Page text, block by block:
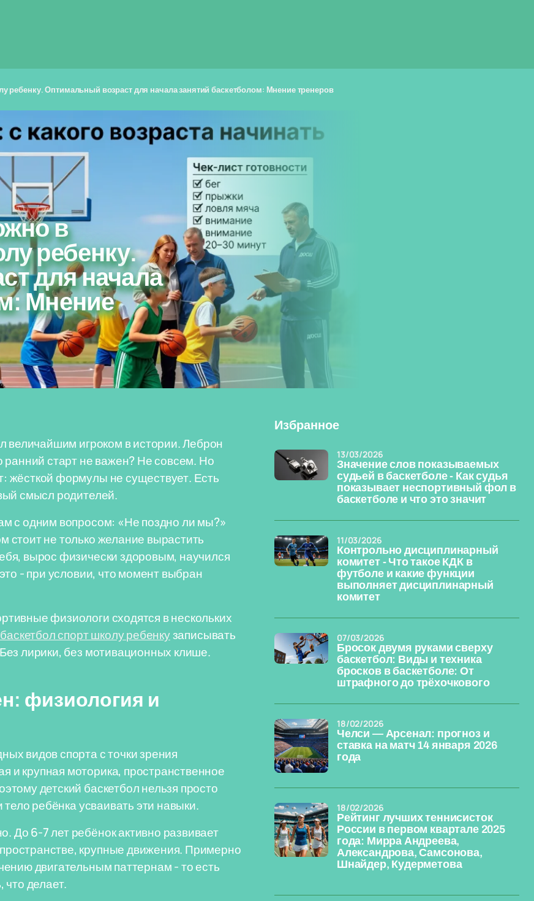
ребенку. Оптимальный возраст для начала занятий баскетболом: Мнение тренеров
в
ребенку.
для начала
Мнение
величайшим игроком в истории. Леброн
старт не важен? Не совсем. Но
жёсткой формулы не существует. Есть
смысл родителей.
с одним вопросом: «Не поздно ли мы?»
не только желание вырастить
вырос физически здоровым, научился
- при условии, что момент выбран
физиологи сходятся в нескольких
спорт школу ребенкузаписывать
лирики, без мотивационных клише.
физиология и
видов спорта с точки зрения
и крупная моторика, пространственное
детский баскетбол нельзя просто
ребёнка усваивать эти навыки.
До 6-7 лет ребёнок активно развивает
крупные движения. Примерно
двигательным паттернам - то есть
что делает.
Избранное
Значение слов показываемых
судьей в баскетболе - Как судья
показывает неспортивный фол в
баскетболе и что это значит
13/03/2026
Контрольно дисциплинарный
комитет - Что такое КДК в
футболе и какие функции
выполняет дисциплинарный
комитет
11/03/2026
Бросок двумя руками сверху
баскетбол: Виды и техника
бросков в баскетболе: От
штрафного до трёхочкового
07/03/2026
Челси — Арсенал: прогноз и
ставка на матч 14 января 2026
года
18/02/2026
Рейтинг лучших теннисисток
России в первом квартале 2025
года: Мирра Андреева,
Александрова, Самсонова,
Шнайдер, Кудерметова
18/02/2026